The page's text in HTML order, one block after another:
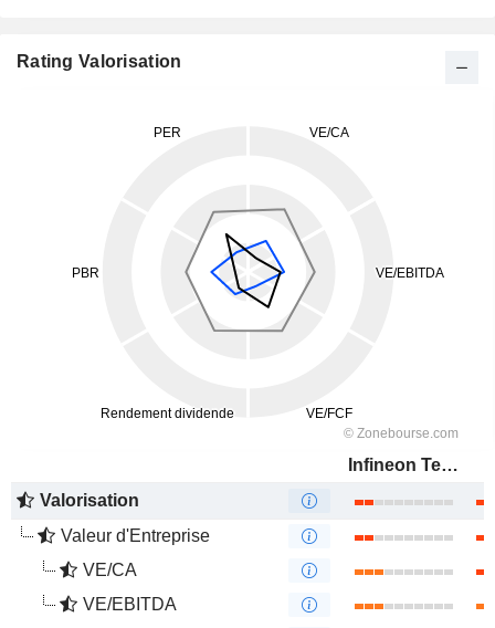
Rating Valorisation
Infineon Technologies AG
Valorisation
Valeur d'Entreprise
VE/CA
VE/EBITDA